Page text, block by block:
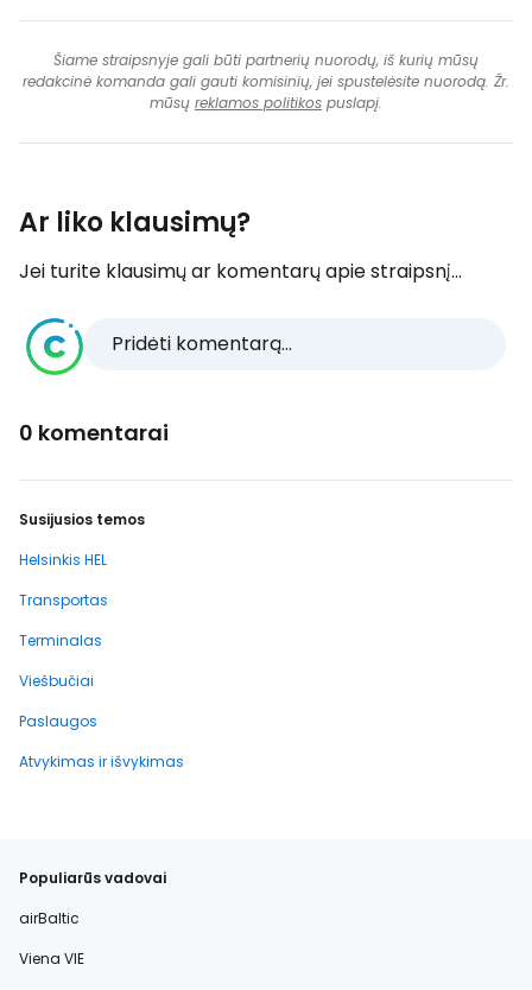
Šiame straipsnyje gali būti partnerių nuorodų, iš kurių mūsų
redakcinė komanda gali gauti komisinių, jei spustelėsite nuorodą. Žr.
mūsų reklamos politikos puslapį.
Ar liko klausimų?
Jei turite klausimų ar komentarų apie straipsnį...
Pridėti komentarą...
0 komentarai
Susijusios temos
Helsinkis HEL
Transportas
Terminalas
Viešbučiai
Paslaugos
Atvykimas ir išvykimas
Populiarūs vadovai
airBaltic
Viena VIE